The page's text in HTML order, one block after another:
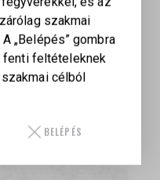
LR) –
szakmai
„Belépés” gombra
fenti feltételeknek
célból
BELÉPÉS